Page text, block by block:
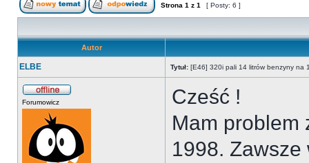
Strona 1 z 1 [ Posty: 6 ]
Autor
ELBE Tytuł: [E46] 320i pali 14 litrów benzyny na
Forumowicz
Cześć !
Mam problem
1998. Zawsze